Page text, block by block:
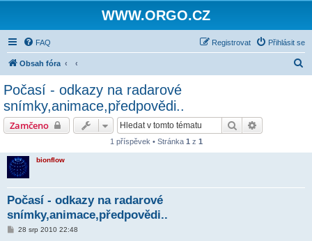
WWW.ORGO.CZ
FAQ Přihlásit se
Registrovat
Obsah fóra
Počasí - odkazy na radarové
snímky,animace,předpovědi..
Zamčeno Hledat
1 příspěvek • Stránka 1 z 1
bionflow
Počasí - odkazy na radarové
snímky,animace,předpovědi..
P28 srp 2010 22:48